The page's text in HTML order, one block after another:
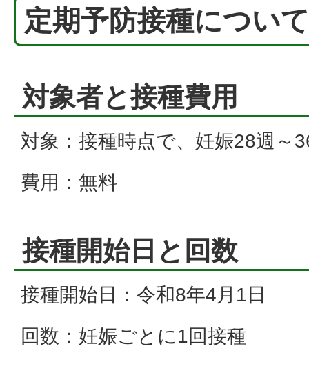
定期予防接種について
対象者と接種費用
対象：接種時点で、妊娠28週～
費用：無料
接種開始日と回数
接種開始日：令和8年4月1日
回数：妊娠ごとに1回接種